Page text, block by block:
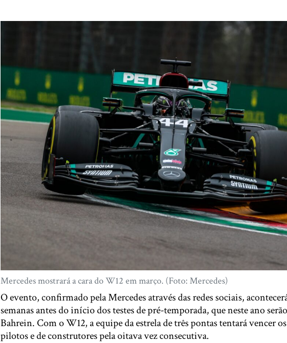
Mercedes mostrará a cara do W12 em março. (Foto: Mercedes)
O evento, confirmado pela Mercedes através das redes sociais,
semanas antes do início dos testes de pré-temporada, que neste ano
Bahrein. Com o W12, a equipe da estrela de três pontas tentará vencer
pilotos e de construtores pela oitava vez consecutiva.